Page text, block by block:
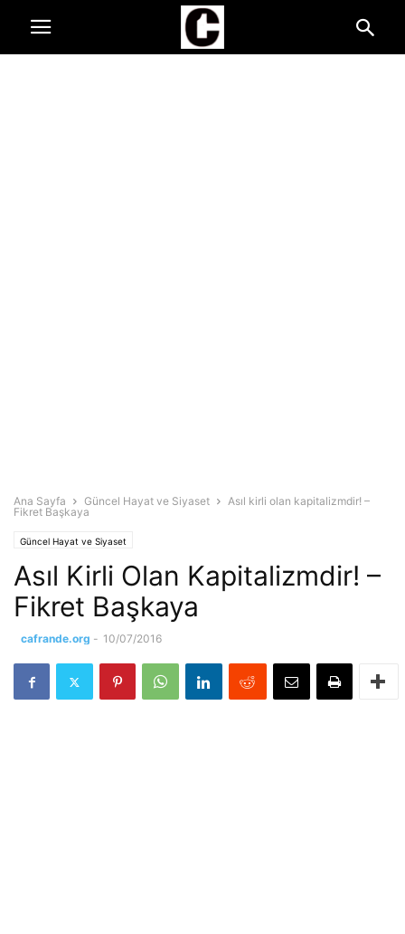
Ana Sayfa Güncel Hayat ve Siyaset
Asıl kirli olan kapitalizmdir! –
Fikret Başkaya
Güncel Hayat ve Siyaset
Asıl Kirli Olan Kapitalizmdir! –
Fikret Başkaya
cafrande.org - 10/07/2016